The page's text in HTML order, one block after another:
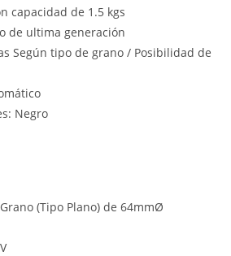
capacidad de 1.5 kgs
de ultima generación
Según tipo de grano / Posibilidad de
Negro
(Tipo Plano) de 64mmØ